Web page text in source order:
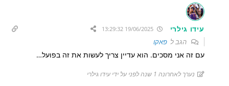
עידו גילרי 19/06/2025 13:29:32
הגב לפאקו
עם זה אני מסכים. הוא עדיין צריך לעשות את זה בפועל…
נערך לאחרונה 1 שנה לפני על ידי עידו גילרי